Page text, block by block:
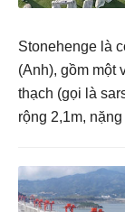
Stonehenge là
(Anh), gồm một
thạch (gọi là
rộng 2,1m,